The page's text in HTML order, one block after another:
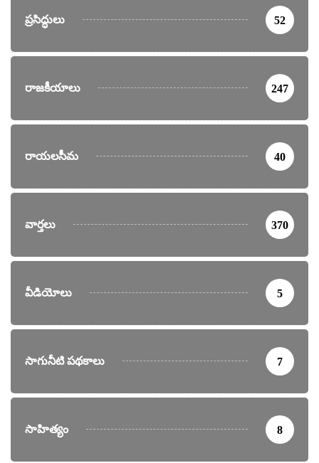
ప్రసిద్ధులు 52
రాజకీయాలు 247
రాయలసీమ 40
వార్తలు 370
వీడియోలు 5
సాగునీటి పథకాలు 7
సాహిత్యం 8